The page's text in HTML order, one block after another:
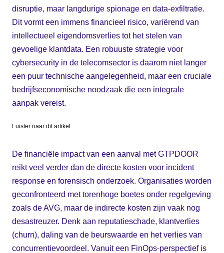
disruptie, maar langdurige spionage en data-exfiltratie.
Dit vormt een immens financieel risico, variërend van
intellectueel eigendomsverlies tot het stelen van
gevoelige klantdata. Een robuuste strategie voor
cybersecurity in de telecomsector is daarom niet langer
een puur technische aangelegenheid, maar een cruciale
bedrijfseconomische noodzaak die een integrale
aanpak vereist.
Luister naar dit artikel:
De financiële impact van een aanval met GTPDOOR
reikt veel verder dan de directe kosten voor incident
response en forensisch onderzoek. Organisaties worden
geconfronteerd met torenhoge boetes onder regelgeving
zoals de AVG, maar de indirecte kosten zijn vaak nog
desastreuzer. Denk aan reputatieschade, klantverlies
(churn), daling van de beurswaarde en het verlies van
concurrentievoordeel. Vanuit een FinOps-perspectief is